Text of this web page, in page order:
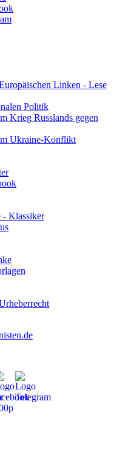
Linken - Lese
Politik
Krieg Russlands gegen
Ukraine-Konflikt
- Klassiker